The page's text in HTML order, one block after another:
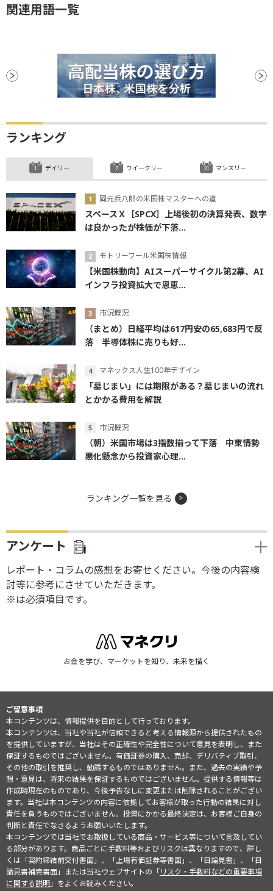
関連用語一覧
ランキング
デイリー
岡元兵八郎の米国株マスターへの道
スペースＸ［SPCX］上場後初の決算発表、数字
は良かったが株価が下落...
モトリーフール米国株情報
【米国株動向】AIスーパーサイクル第2幕、AI
インフラ投資拡大で恩恵...
市況概況
（まとめ）日経平均は617円安の65,683円で反
落 半導体株に売りも好...
マネックス人生100年デザイン
「墓じまい」には期限がある？墓じまいの流れ
とかかる費用を解説
市況概況
（朝）米国市場は3指数揃って下落 中東情勢
悪化懸念から投資家心理...
ウイークリー マンスリー
ランキング一覧を見る
アンケート
レポート・コラムの感想をお寄せください。今後の内容検
討等に参考にさせていただきます。
※は必須項目です。
お金を学び、マーケットを知り、未来を描く
ご留意事項
本コンテンツは、情報提供を目的として行っております。
本コンテンツは、当社や当社が信頼できると考える情報源から提供されたもの
を提供していますが、当社はその正確性や完全性について意見を表明し、また
保証するものではございません。有価証券の購入、売却、デリバティブ取引、
その他の取引を推奨し、勧誘するものではありません。また、過去の実績や予
想・意見は、将来の結果を保証するものではございません。提供する情報等は
作成時現在のものであり、今後予告なしに変更または削除されることがござい
ます。当社は本コンテンツの内容に依拠してお客様が取った行動の結果に対し
責任を負うものではございません。投資にかかる最終決定は、お客様ご自身の
判断と責任でなさるようお願いいたします。
本コンテンツでは当社でお取扱している商品・サービス等について言及してい
る部分があります。商品ごとに手数料等およびリスクは異なりますので、詳し
くは「契約締結前交付書面」、「上場有価証券等書面」、「目論見書」、「目
論見書補完書面」または当社ウェブサイトの「リスク・手数料などの重要事項
に関する説明」をよくお読みください。